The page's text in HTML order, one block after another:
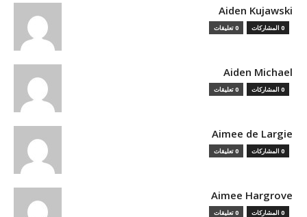
Aiden Kujawski
0 المشاركات 0 تعليقات
Aiden Michael
0 المشاركات 0 تعليقات
Aimee de Largie
0 المشاركات 0 تعليقات
Aimee Hargrove
0 المشاركات 0 تعليقات